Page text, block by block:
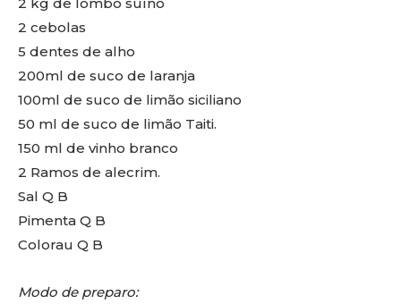
2 kg de lombo suíno
2 cebolas
5 dentes de alho
200ml de suco de laranja
100ml de suco de limão siciliano
50 ml de suco de limão Taiti.
150 ml de vinho branco
2 Ramos de alecrim.
Sal Q B
Pimenta Q B
Colorau Q B
Modo de preparo: